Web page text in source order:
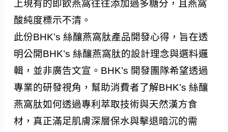
上現有的即飲燕窩往往添加過多糖分，且燕窩
酸純度標示不清。
此份BHK’s 絲釀燕窩肽產品開發心得，旨在透
明公開BHK’s 絲釀燕窩肽的設計理念與選料邏
輯，並非廣告文宣。BHK’s 開發團隊希望透過
專業的研發視角，幫助消費者了解BHK’s 絲釀
燕窩肽如何透過專利萃取技術與天然漢方食
材，真正滿足肌膚深層保水與擊退暗沉的需